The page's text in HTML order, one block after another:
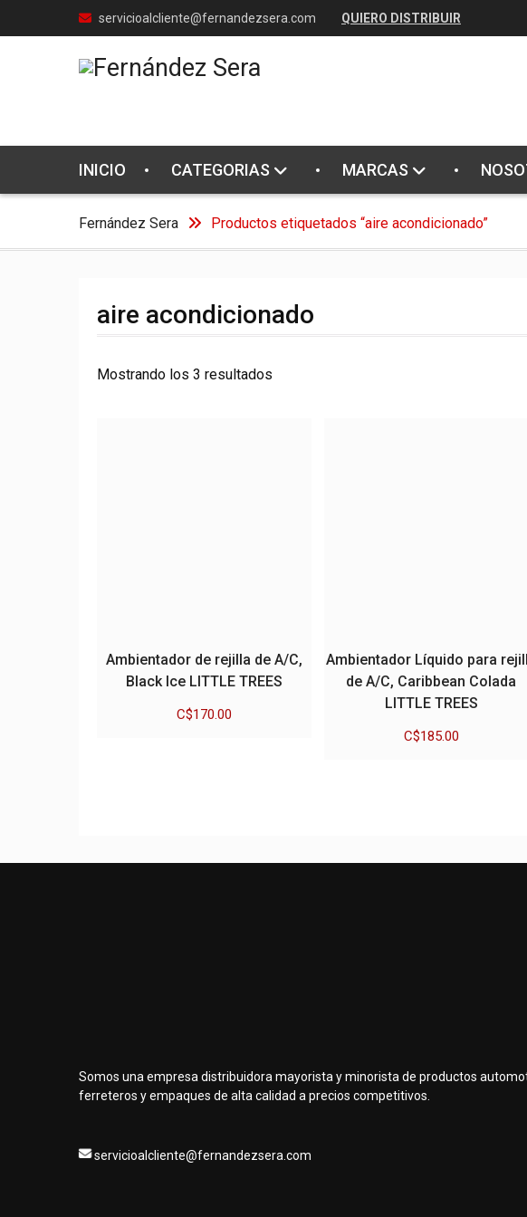
to
servicioalcliente@fernandezsera.com QUIERO DISTRIBUIR
INICIO CATEGORIAS MARCAS
Fernández Sera Productos etiquetados “aire acondicionado”
aire acondicionado
Mostrando los 3 resultados
Ambientador de rejilla de A/C,
Black Ice LITTLE TREES
C$170.00
Ambientador Líquido para
de A/C, Caribbean Colada
LITTLE TREES
C$185.00
Somos una empresa distribuidora mayorista y minorista de productos
ferreteros y empaques de alta calidad a precios competitivos.
servicioalcliente@fernandezsera.com